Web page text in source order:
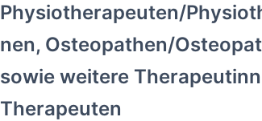
Physiotherapeuten/
nen, Osteopathen/
sowie weitere
Therapeuten